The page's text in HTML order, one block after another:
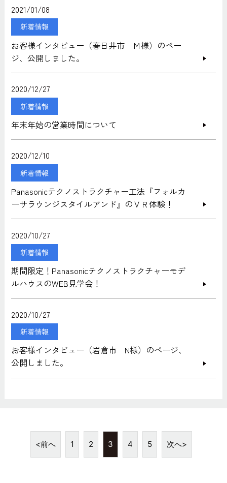
2021/01/08
新着情報
お客様インタビュー（春日井市 Ｍ様）のペー
ジ、公開しました。
2020/12/27
新着情報
年末年始の営業時間について
2020/12/10
新着情報
Panasonicテクノストラクチャー工法『フォルカ
ーサラウンジスタイルアンド』のＶＲ体験！
2020/10/27
新着情報
期間限定！Panasonicテクノストラクチャーモデ
ルハウスのWEB見学会！
2020/10/27
新着情報
お客様インタビュー（岩倉市 N様）のページ、
公開しました。
<前へ 1 2 3 4 5 次へ>